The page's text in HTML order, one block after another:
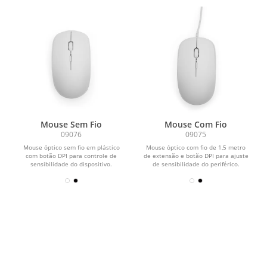
Mouse Sem Fio
09076
Mouse óptico sem fio em plástico
com botão DPI para controle de
sensibilidade do dispositivo.
Mouse Com Fio
09075
Mouse óptico com fio de 1,5 metro
de extensão e botão DPI para ajuste
de sensibilidade do periférico.